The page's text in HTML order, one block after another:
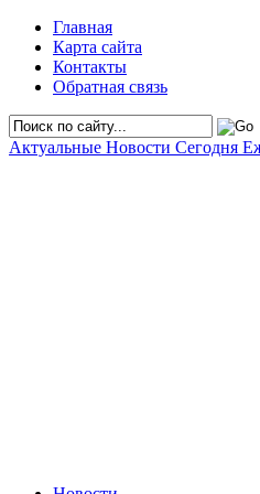
Главная
Карта сайта
Контакты
Обратная связь
Актуальные Новости Сегодня